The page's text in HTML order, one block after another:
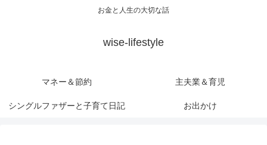
お金と人生の大切な話
wise-lifestyle
マネー＆節約 主夫業＆育児
シングルファザーと子育て日記 お出かけ